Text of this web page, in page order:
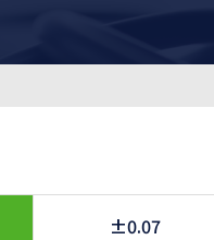
±0.07